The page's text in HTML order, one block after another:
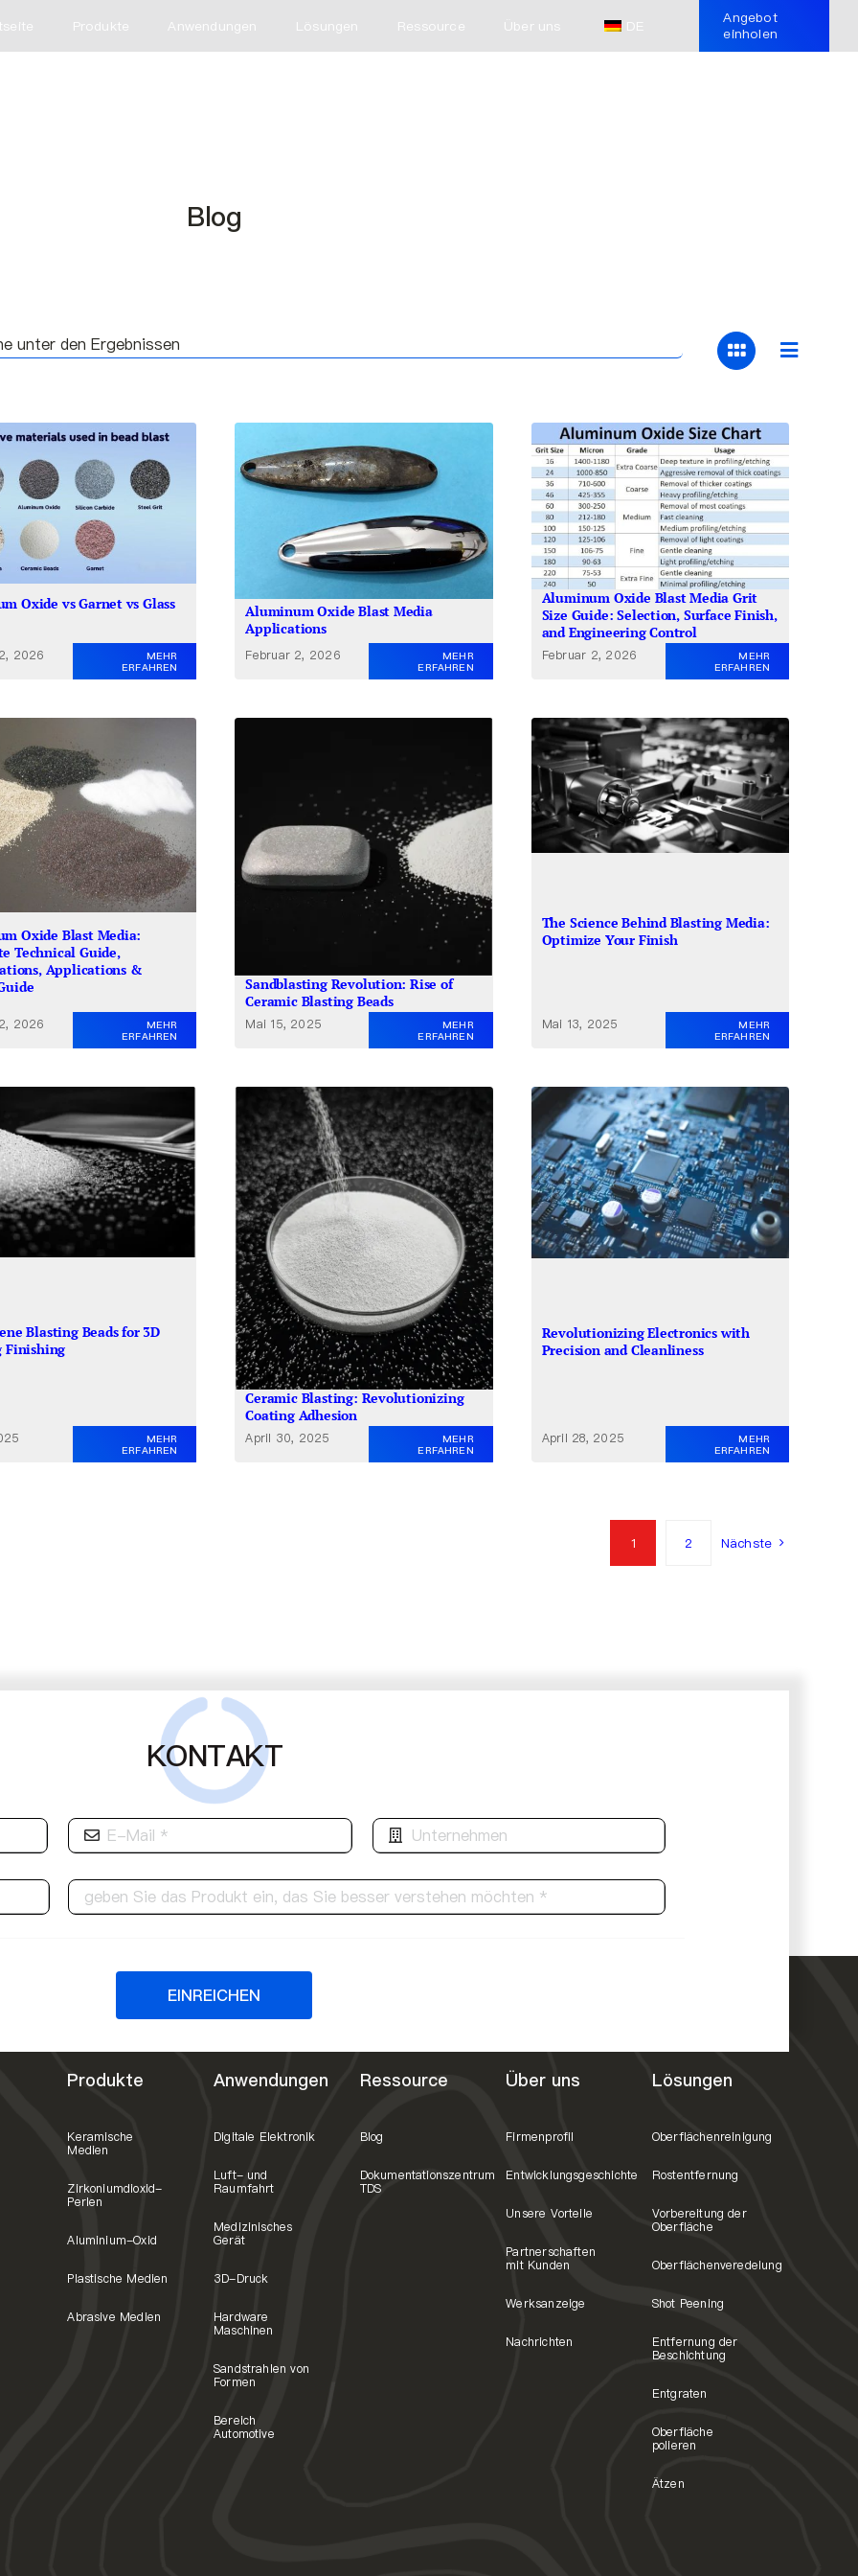
Produkte Anwendungen Lösungen Ressource Über uns DE
Angebot
einholen
Blog
Oxide vs Garnet vs Glass
2026
MEHR
ERFAHREN
Aluminum Oxide Blast Media
Applications
Februar 2, 2026
MEHR
ERFAHREN
Aluminum Oxide Blast Media Grit
Size Guide: Selection, Surface Finish,
and Engineering Control
Februar 2, 2026
MEHR
ERFAHREN
Oxide Blast Media:
Technical Guide,
Applications &
2026
MEHR
ERFAHREN
Sandblasting Revolution: Rise of
Ceramic Blasting Beads
Mai 15, 2025
MEHR
ERFAHREN
The Science Behind Blasting Media:
Optimize Your Finish
Mai 13, 2025
MEHR
ERFAHREN
Blasting Beads for 3D
Finishing
MEHR
ERFAHREN
Ceramic Blasting: Revolutionizing
Coating Adhesion
April 30, 2025
MEHR
ERFAHREN
Revolutionizing Electronics with
Precision and Cleanliness
April 28, 2025
MEHR
ERFAHREN
1 2 Nächste
KONTAKT
EINREICHEN
Produkte
Keramische
Medien
Zirkoniumdioxid-
Perlen
Aluminium-Oxid
Plastische Medien
Abrasive Medien
Anwendungen
Digitale Elektronik
Luft- und
Raumfahrt
Medizinisches
Gerät
3D-Druck
Hardware
Maschinen
Sandstrahlen von
Formen
Bereich
Automotive
Ressource
Blog
Dokumentationszentrum
TDS
Über uns
Firmenprofil
Entwicklungsgeschichte
Unsere Vorteile
Partnerschaften
mit Kunden
Werksanzeige
Nachrichten
Lösungen
Oberflächenreinigung
Rostentfernung
Vorbereitung der
Oberfläche
Oberflächenveredelung
Shot Peening
Entfernung der
Beschichtung
Entgraten
Oberfläche
polieren
Ätzen